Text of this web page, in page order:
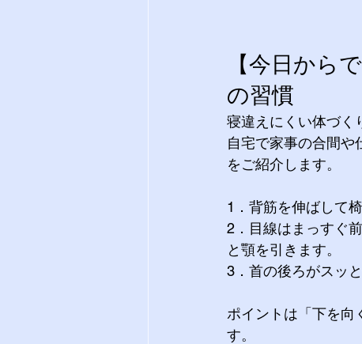
【今日から
の習慣
寝違えにくい体づく
自宅で家事の合間や
をご紹介します。
1．背筋を伸ばして
2．目線はまっすぐ
と顎を引きます。
3．首の後ろがスッ
ポイントは「下を向
す。